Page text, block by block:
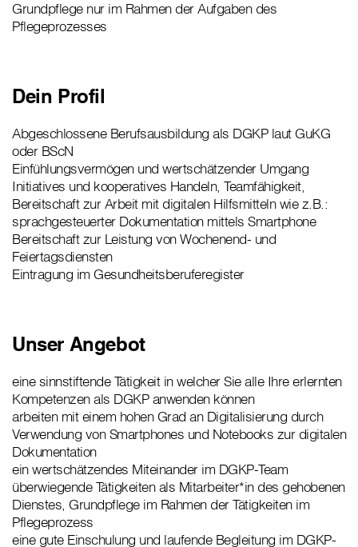
Grundpflege nur im Rahmen der Aufgaben des
Pflegeprozesses
Dein Profil
Abgeschlossene Berufsausbildung als DGKP laut GuKG
oder BScN
Einfühlungsvermögen und wertschätzender Umgang
Initiatives und kooperatives Handeln, Teamfähigkeit,
Bereitschaft zur Arbeit mit digitalen Hilfsmitteln wie z.B.:
sprachgesteuerter Dokumentation mittels Smartphone
Bereitschaft zur Leistung von Wochenend- und
Feiertagsdiensten
Eintragung im Gesundheitsberuferegister
Unser Angebot
eine sinnstiftende Tätigkeit in welcher Sie alle Ihre erlernten
Kompetenzen als DGKP anwenden können
arbeiten mit einem hohen Grad an Digitalisierung durch
Verwendung von Smartphones und Notebooks zur digitalen
Dokumentation
ein wertschätzendes Miteinander im DGKP-Team
überwiegende Tätigkeiten als Mitarbeiter*in des gehobenen
Dienstes, Grundpflege im Rahmen der Tätigkeiten im
Pflegeprozess
eine gute Einschulung und laufende Begleitung im DGKP-